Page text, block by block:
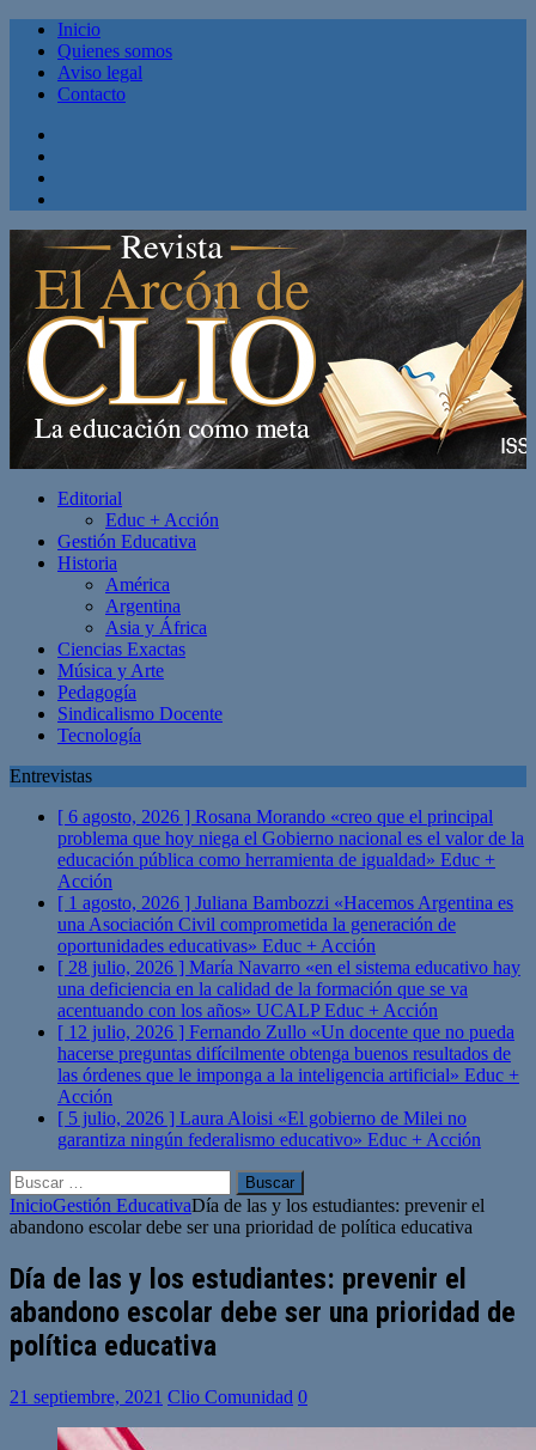
Inicio
Quienes somos
Aviso legal
Contacto
Editorial
Educ + Acción
Gestión Educativa
Historia
América
Argentina
Asia y África
Ciencias Exactas
Música y Arte
Pedagogía
Sindicalismo Docente
Tecnología
Entrevistas
[ 6 agosto, 2026 ] Rosana Morando «creo que el principal
problema que hoy niega el Gobierno nacional es el valor de la
educación pública como herramienta de igualdad» Educ +
Acción
[ 1 agosto, 2026 ] Juliana Bambozzi «Hacemos Argentina es
una Asociación Civil comprometida la generación de
oportunidades educativas» Educ + Acción
[ 28 julio, 2026 ] María Navarro «en el sistema educativo hay
una deficiencia en la calidad de la formación que se va
acentuando con los años» UCALPEduc + Acción
[ 12 julio, 2026 ] Fernando Zullo «Un docente que no pueda
hacerse preguntas difícilmente obtenga buenos resultados de
las órdenes que le imponga a la inteligencia artificial» Educ +
Acción
[ 5 julio, 2026 ] Laura Aloisi «El gobierno de Milei no
garantiza ningún federalismo educativo» Educ + Acción
Buscar:
InicioGestión EducativaDía de las y los estudiantes: prevenir el
abandono escolar debe ser una prioridad de política educativa
Día de las y los estudiantes: prevenir el
abandono escolar debe ser una prioridad de
política educativa
21 septiembre, 2021 Clio Comunidad 0